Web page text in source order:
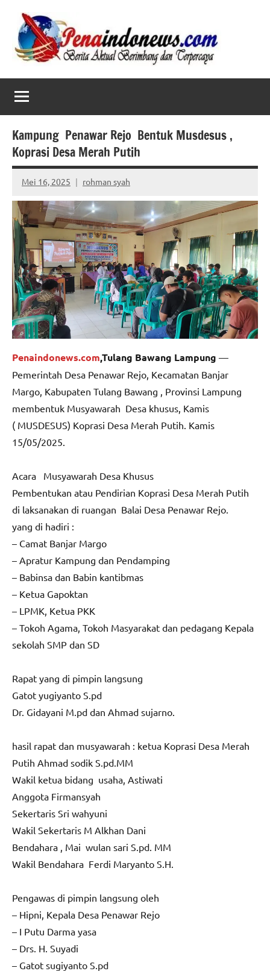
content
Kampung Penawar Rejo Bentuk Musdesus ,
Koprasi Desa Merah Putih
Mei 16, 2025 rohman syah
No
comments
Penaindonews.com,Tulang Bawang Lampung —
Pemerintah Desa Penawar Rejo, Kecamatan Banjar
Margo, Kabupaten Tulang Bawang , Provinsi Lampung
membentuk Musyawarah Desa khusus, Kamis
( MUSDESUS) Koprasi Desa Merah Putih. Kamis
15/05/2025.
Acara Musyawarah Desa Khusus
Pembentukan atau Pendirian Koprasi Desa Merah Putih
di laksanakan di ruangan Balai Desa Penawar Rejo.
yang di hadiri :
– Camat Banjar Margo
– Apratur Kampung dan Pendamping
– Babinsa dan Babin kantibmas
– Ketua Gapoktan
– LPMK, Ketua PKK
– Tokoh Agama, Tokoh Masyarakat dan pedagang Kepala
sekolah SMP dan SD
Rapat yang di pimpin langsung
Gatot yugiyanto S.pd
Dr. Gidayani M.pd dan Ahmad sujarno.
hasil rapat dan musyawarah : ketua Koprasi Desa Merah
Putih Ahmad sodik S.pd.MM
Wakil ketua bidang usaha, Astiwati
Anggota Firmansyah
Sekertaris Sri wahyuni
Wakil Sekertaris M Alkhan Dani
Bendahara , Mai wulan sari S.pd. MM
Wakil Bendahara Ferdi Maryanto S.H.
Pengawas di pimpin langsung oleh
– Hipni, Kepala Desa Penawar Rejo
– I Putu Darma yasa
– Drs. H. Suyadi
– Gatot sugiyanto S.pd